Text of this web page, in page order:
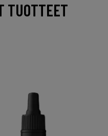
TUOTTEET